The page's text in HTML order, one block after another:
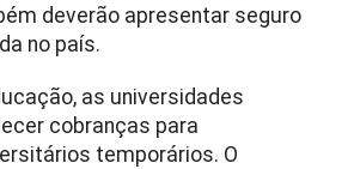
deverão apresentar seguro
no país.
as universidades
cobranças para
temporários. O